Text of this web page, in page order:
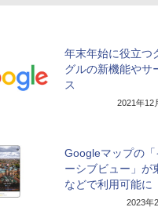
年末年始に役立つ
グルの新機能やサ
ス
2021年12
Googleマップの「
ーシブビュー」が
などで利用可能に
2023年